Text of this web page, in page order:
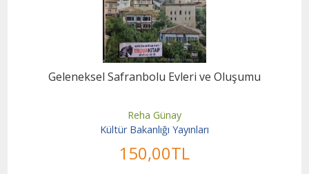
Geleneksel Safranbolu Evleri ve Oluşumu
Reha Günay
Kültür Bakanlığı Yayınları
150,00TL